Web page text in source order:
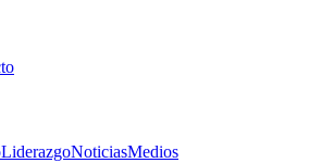
LiderazgoNoticiasMedios